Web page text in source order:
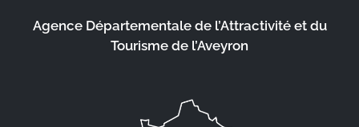
Agence Départementale de l’Attractivité et du
Tourisme de l’Aveyron